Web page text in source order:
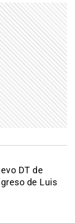
DT de
de Luis